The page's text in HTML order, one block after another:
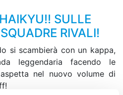
SULLE
RIVALI!
si scambierà con un kappa,
leggendaria facendo le
nel nuovo volume di